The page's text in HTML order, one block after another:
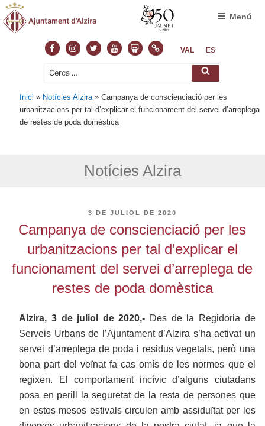
FacebookInstagram
TwitterYoutubeSlideshare
NormasVAL ES
Cerca: Cerca
Menú
Inici » Notícies Alzira »Campanya de conscienciació per les
urbanitzacions per tal d’explicar el funcionament del servei d’arreplega
de restes de poda domèstica
Notícies Alzira
PUBLICAT
3 DE JULIOL DE 2020
Campanya de conscienciació per les
urbanitzacions per tal d’explicar el
funcionament del servei d’arreplega de
restes de poda domèstica
Alzira, 3 de juliol de 2020,- Des de la Regidoria de
Serveis Urbans de l’Ajuntament d’Alzira s’ha activat un
servei d’arreplega de poda i residus vegetals, però una
bona part del veïnat fa cas omís de les normes que el
regixen. El comportament incívic d’alguns ciutadans
posa en perill la seguretat de la resta de persones que
en estos mesos estivals circulen amb assiduïtat per les